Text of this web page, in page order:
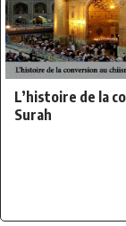
L’histoire de la
Surah